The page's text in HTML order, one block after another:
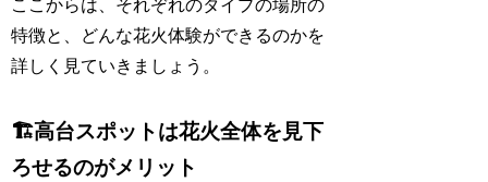
ここからは、それぞれのタイプの場所の
特徴と、どんな花火体験ができるのかを
詳しく見ていきましょう。
🏗️高台スポットは花火全体を見下
ろせるのがメリット